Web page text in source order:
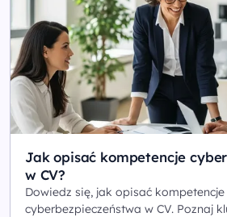
Jak opisać kompetencje
w CV?
Dowiedz się, jak opisać kompetencje
cyberbezpieczeństwa w CV. Poznaj